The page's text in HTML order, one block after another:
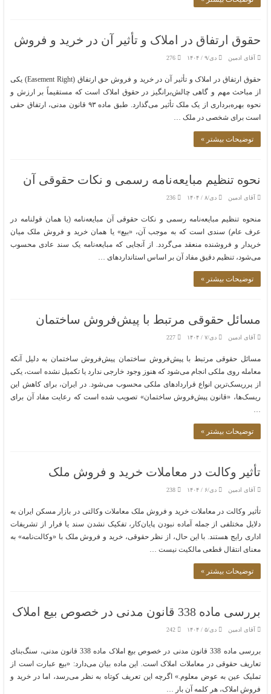
حقوق ارتفاق در املاک و تأثیر آن در خرید و فروش
آقای ادمین دی/۹ / ۱۴۰۴ 276
حقوق ارتفاق در املاک و تأثیر آن در خرید و فروش حق ارتفاق (Easement Right) یکی
از مباحث مهم و گاهی چالش‌برانگیز در حقوق املاک است که مستقیماً بر ارزش و
نحوه بهره‌برداری از یک ملک تأثیر می‌گذارد. طبق ماده ۹۳ قانون مدنی، ارتفاق حقی
است برای شخصی در ملک …
توضیحات بیشتر »
نحوه تنظیم مبایعه‌نامه رسمی و نکات حقوقی آن
آقای ادمین دی/۸ / ۱۴۰۴ 236
منحوه تنظیم مبایعه‌نامه رسمی و نکات حقوقی آن مبایعه‌نامه (یا همان قولنامه در
عرف عام) سندی است که به موجب آن، «بیع» یا همان خرید و فروش ملک میان
خریدار و فروشنده منعقد می‌گردد. از آنجایی که مبایعه‌نامه یک سند عادی محسوب
می‌شود، تنظیم دقیق مفاد آن بر اساس استانداردهای …
توضیحات بیشتر »
مسائل حقوقی مرتبط با پیش‌فروش ساختمان
آقای ادمین دی/۷ / ۱۴۰۴ 227
مسائل حقوقی مرتبط با پیش‌فروش ساختمان پیش‌فروش ساختمان به دلیل آنکه
معامله روی ملکی انجام می‌شود که هنوز وجود خارجی ندارد یا تکمیل نشده است، یکی
از پرریسک‌ترین انواع قراردادهای ملکی محسوب می‌شود. در ایران، برای کاهش این
ریسک‌ها، «قانون پیش‌فروش ساختمان» تصویب شده است که رعایت مفاد آن برای
…
توضیحات بیشتر »
تأثیر وکالت در معاملات خرید و فروش ملک
آقای ادمین دی/۶ / ۱۴۰۴ 238
تأثیر وکالت در معاملات خرید و فروش ملک معاملات وکالتی در بازار مسکن ایران به
دلایل مختلفی از جمله آماده نبودن پایان‌کار، تفکیک نشدن سند یا فرار از تشریفات
اداری رایج هستند. با این حال، از نظر حقوقی، خرید و فروش ملک با «وکالت‌نامه» به
معنای انتقال قطعی مالکیت نیست …
توضیحات بیشتر »
بررسی ماده 338 قانون مدنی در خصوص بیع املاک
آقای ادمین دی/۵ / ۱۴۰۴ 242
بررسی ماده 338 قانون مدنی در خصوص بیع املاک ماده 338 قانون مدنی، سنگ‌بنای
تعاریف حقوقی در معاملات املاک است. این ماده بیان می‌دارد: «بیع عبارت است از
تملیک عین به عوض معلوم.» اگرچه این تعریف کوتاه به نظر می‌رسد، اما در خرید و
فروش املاک، هر کلمه آن بار …